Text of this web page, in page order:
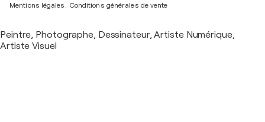
Mentions légales. Conditions générales de vente
Peintre, Photographe, Dessinateur, Artiste Numérique,
Artiste Visuel